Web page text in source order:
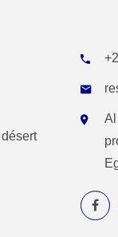
Al